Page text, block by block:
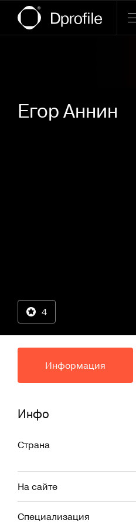
Егор Аннин
4
Информация
Инфо
Страна
На сайте
Специализация